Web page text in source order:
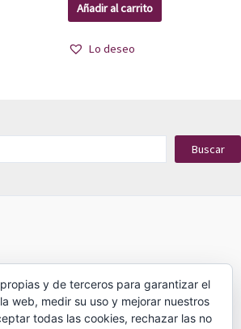
Añadir al carrito
Lo deseo
Buscar
y de terceros para garantizar el
web, medir su uso y mejorar nuestros
todas las cookies, rechazar las no